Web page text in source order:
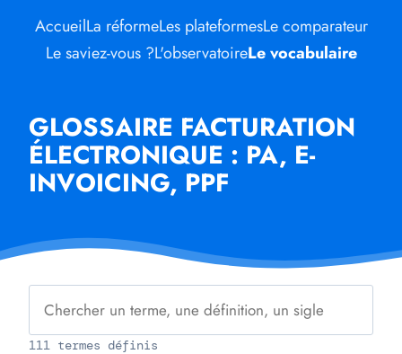
AccueilLa réformeLes plateformesLe comparateur
Le saviez-vous ?L'observatoireLe vocabulaire
GLOSSAIRE FACTURATION
ÉLECTRONIQUE : PA, E-
INVOICING, PPF
111 termes définis